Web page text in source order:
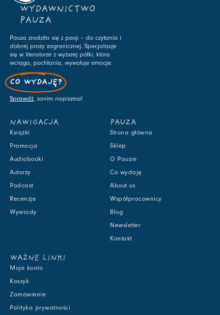
WYDAWNICTWO
PAUZA
Pauza zrodziła się z pasji – do czytania i
dobrej prozy zagranicznej. Specjalizuje
się w literaturze z wyższej półki, która
wciąga, pochłania, wywołuje emocje.
CO WYDAJĘ?
Sprawdź, zanim napiszesz!
NAWIGACJA
Książki
Promocja
Audiobooki
Autorzy
Podcast
Recenzje
Wywiady
PAUZA
Strona główna
Sklep
O Pauzie
Co wydaję
About us
Współpracownicy
Blog
Newsletter
Kontakt
WAŻNE LINKI
Moje konto
Koszyk
Zamówienie
Polityka prywatności